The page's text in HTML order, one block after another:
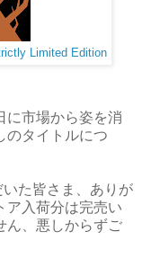
Limited Edition
に市場から姿を消
のタイトルにつ
た皆さま、ありが
ア入荷分は完売い
ん、悪しからずご